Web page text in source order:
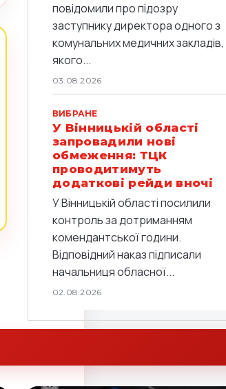
повідомили про підозру
заступнику директора одного з
комунальних медичних закладів,
якого...
03.08.2026
ВИБРАНЕ
У Вінницькій області
запровадили нові
обмеження: ТЦК
проводитимуть
додаткові рейди вночі
У Вінницькій області посилили
контроль за дотриманням
комендантської години.
Відповідний наказ підписали
начальниця обласної...
02.08.2026